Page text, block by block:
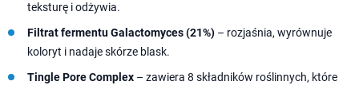
teksturę i odżywia.
Filtrat fermentu Galactomyces (21%) – rozjaśnia, wyrównuje
koloryt i nadaje skórze blask.
Tingle Pore Complex – zawiera 8 składników roślinnych, które